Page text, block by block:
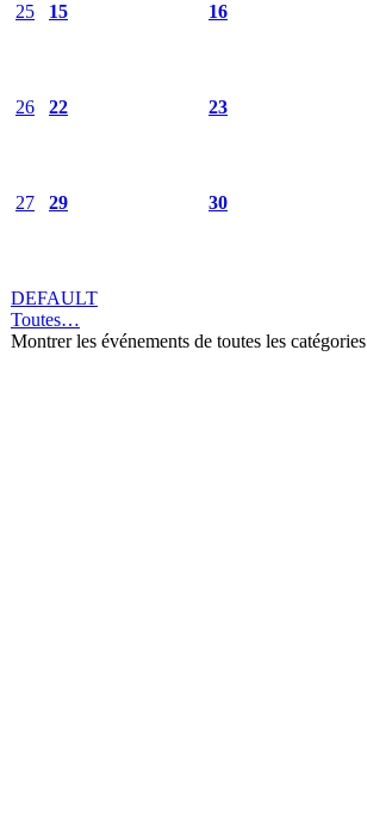
25 15 16
26 22 23
27 29
30
DEFAULT
Toutes…
Montrer les événements de toutes les catégories